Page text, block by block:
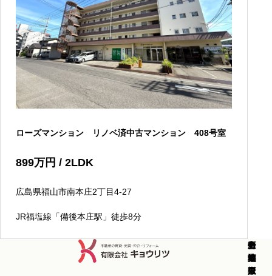
ローズマンション リノベ済中古マンション 408号室
899万円 / 2LDK
広島県福山市南本庄2丁目4-27
JR福塩線「備後本庄駅」徒歩8分
新
築
戸
中
古
戸
新
築
マ
中
古
マ
分
譲
マ
土
地
販
売
却
査
コ
ラ
ム
お
知
ら
会
社
概